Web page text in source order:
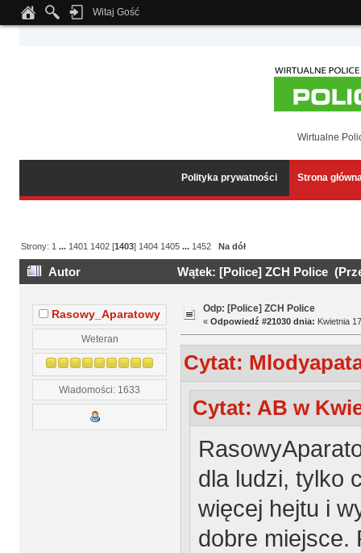
Notice: Undefined index: tapatalk_body_hook in
Witaj Gość
Wirtualne
Polityka prywatności Strona
Strony: 1 ... 1401 1402 [1403] 1404 1405 ... 1452 Na dół
Autor Wątek: [Police] ZCH Police
Rasowy_Aparatowy
Weteran
Wiadomości: 1633
Odp: [Police] ZCH Police
« Odpowiedź #21030 dnia: Kwietnia
Cytat:
Cytat: AB w
dla ludzi, tylko
więcej hejtu i
dobre miejsce.